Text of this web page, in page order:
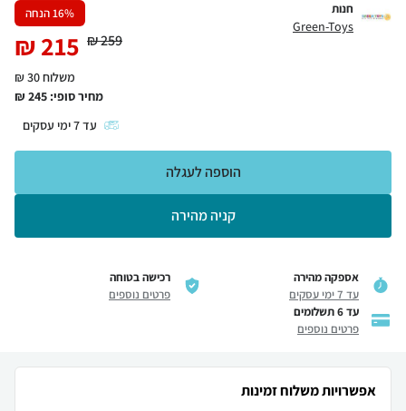
חנות
Green-Toys
16% הנחה
259
₪
215
₪
משלוח 30 ₪
מחיר סופי: 245
₪
עד7ימי עסקים
קניה מהירה
הוספה לעגלה
אספקה מהירה
עד 7 ימי עסקים
רכישה בטוחה
פרטים נוספים
עד 6 תשלומים
פרטים נוספים
אפשרויות משלוח זמינות